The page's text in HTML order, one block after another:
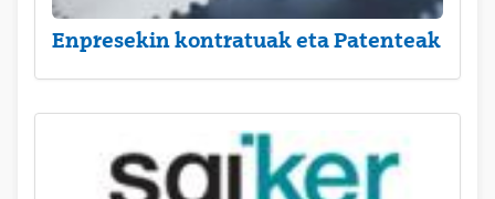
Enpresekin kontratuak eta Patenteak